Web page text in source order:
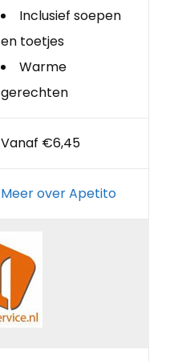
Inclusief soepen
en toetjes
Warme
gerechten
Vanaf €6,45
Meer over Apetito